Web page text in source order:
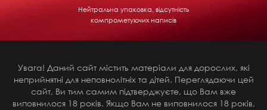
Нейтральна упаковка, відсутність
компрометуючих написів
Увага! Даний сайт містить матеріали для дорослих, які
неприйнятні для неповнолітніх та дітей. Переглядаючи цей
сайт, Ви тим самим підтверджуєте, що Вам вже
виповнилося 18 років. Якщо Вам не виповнилося 18 років,